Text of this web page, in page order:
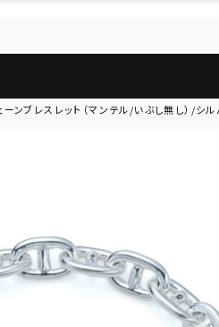
ンブレスレット（マンテル/いぶし無し）/シ